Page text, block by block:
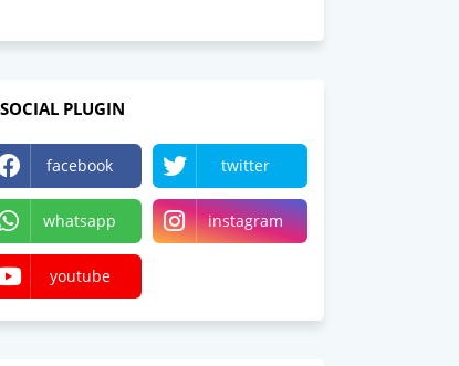
SOCIAL PLUGIN
facebook twitter
whatsapp instagram
youtube